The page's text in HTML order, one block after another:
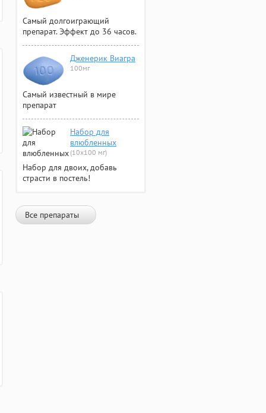
Самый долгоиграющий
препарат. Эффект до 36 часов.
Дженерик Виагра
100мг
Самый известный в мире
препарат
Набор для
влюбленных
(10х100 мг)
Набор для двоих, добавь
страсти в постель!
Все препараты